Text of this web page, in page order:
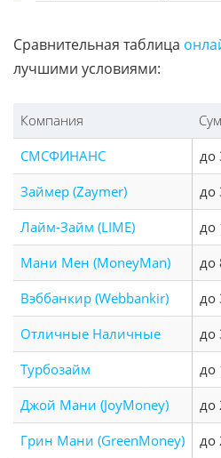
Сравнительная таблица
лучшими условиями:
Компания
СМСФИНАНС
до
Займер (Zaymer)
до
Лайм-Займ (LIME)
до
Мани Мен (MoneyMan)
до
Вэббанкир (Webbankir)
до
Отличные Наличные
до
Турбозайм
до
Джой Мани (JoyMoney)
до
Грин Мани (GreenMoney)
до